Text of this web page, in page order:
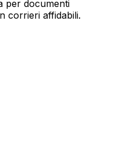
per documenti
corrieri affidabili.